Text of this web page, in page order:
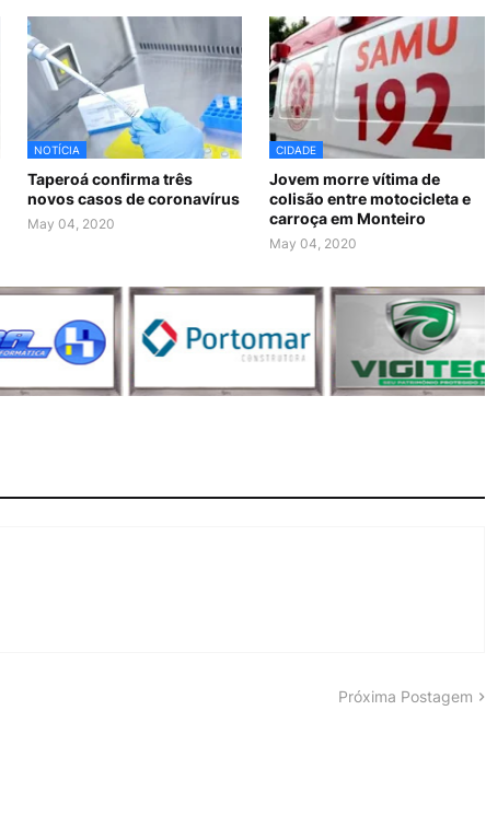
NOTÍCIA
Taperoá confirma três
novos casos de coronavírus
May 04, 2020
CIDADE
Jovem morre vítima de
colisão entre motocicleta e
carroça em Monteiro
May 04, 2020
Próxima Postagem